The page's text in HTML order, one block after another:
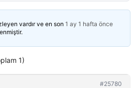
vardır ve en son 1 ay 1 hafta önce
1)
#25780